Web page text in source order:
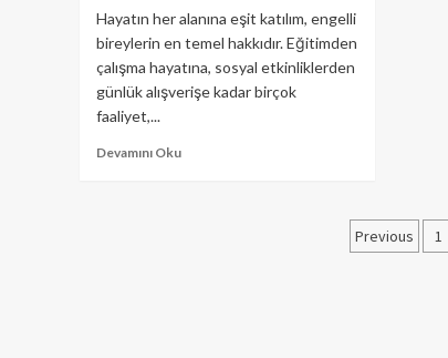
Hayatın her alanına eşit katılım, engelli
bireylerin en temel hakkıdır. Eğitimden
çalışma hayatına, sosyal etkinliklerden
günlük alışverişe kadar birçok
faaliyet,...
Devamını Oku
Yazı
Previous 1